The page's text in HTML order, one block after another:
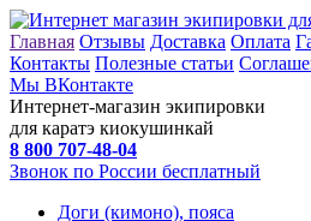
Главная Отзывы Доставка Оплата
Контакты Полезные статьи
Мы ВКонтакте
Интернет-магазин экипировки
для каратэ киокушинкай
8 800 707-48-04
Звонок по России бесплатный
Доги (кимоно), пояса